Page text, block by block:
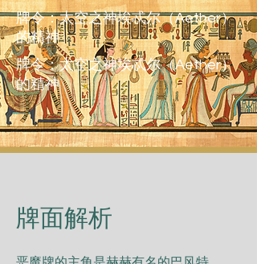
牌令：太空之神埃忒尔（Aether）
的精神
牌令：太空之神埃忒尔（Aether）
的精神
​牌面解析